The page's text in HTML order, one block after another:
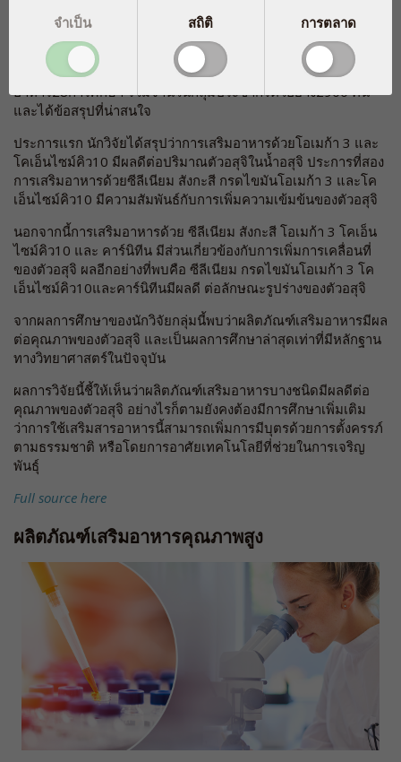
ของความสามารถในการเจริญพันธุ์ที่อาจส่งผลต่อการอยู่รอดของ
เผ่าพันธุ์มนุษย์
เมื่อไม่นานมานี้ นักวิจัยได้วิเคราะห์ผลการศึกษาเกี่ยวกับสาร
อาหาร28การศึกษา รวมจำนวนกลุ่มประชากรตัวอย่าง2900 คน
และได้ข้อสรุปที่น่าสนใจ
ประการแรก นักวิจัยได้สรุปว่าการเสริมอาหารด้วยโอเมก้า 3 และ
โคเอ็นไซม์คิว10 มีผลดีต่อปริมาณตัวอสุจิในน้ำอสุจิ ประการที่สอง
การเสริมอาหารด้วยซีลีเนียม สังกะสี กรดไขมันโอเมก้า 3 และโค
เอ็นไซม์คิว10 มีความสัมพันธ์กับการเพิ่มความเข้มข้นของตัวอสุจิ
นอกจากนี้การเสริมอาหารด้วย ซีลีเนียม สังกะสี โอเมก้า 3 โคเอ็น
ไซม์คิว10 และ คาร์นิทีน มีส่วนเกี่ยวข้องกับการเพิ่มการเคลื่อนที่
ของตัวอสุจิ ผลอีกอย่างที่พบคือ ซีลีเนียม กรดไขมันโอเมก้า 3 โค
เอ็นไซม์คิว10และคาร์นิทีนมีผลดี ต่อลักษณะรูปร่างของตัวอสุจิ
จากผลการศึกษาของนักวิจัยกลุ่มนี้พบว่าผลิตภัณฑ์เสริมอาหารมีผล
ต่อคุณภาพของตัวอสุจิ และเป็นผลการศึกษาล่าสุดเท่าที่มีหลักฐาน
ทางวิทยาศาสตร์ในปัจจุบัน
ผลการวิจัยนี้ชี้ให้เห็นว่าผลิตภัณฑ์เสริมอาหารบางชนิดมีผลดีต่อ
คุณภาพของตัวอสุจิ อย่างไรก็ตามยังคงต้องมีการศึกษาเพิ่มเติม
ว่าการใช้เสริมสารอาหารนี้สามารถเพิ่มการมีบุตรด้วยการตั้งครรภ์
ตามธรรมชาติ หรือโดยการอาศัยเทคโนโลยีที่ช่วยในการเจริญ
พันธุ์
Full source here
ผลิตภัณฑ์เสริมอาหารคุณภาพสูง
จำเป็น สถิติ การตลาด